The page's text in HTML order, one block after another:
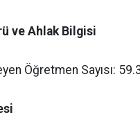
ve Ahlak Bilgisi
Öğretmen Sayısı: